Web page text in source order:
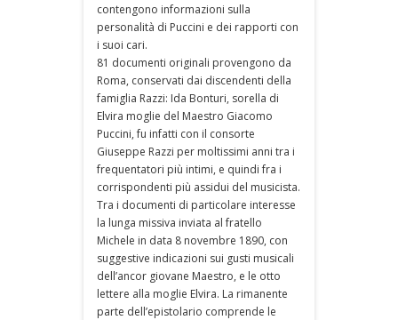
contengono informazioni sulla
personalità di Puccini e dei rapporti con
i suoi cari.
81 documenti originali provengono da
Roma, conservati dai discendenti della
famiglia Razzi: Ida Bonturi, sorella di
Elvira moglie del Maestro Giacomo
Puccini, fu infatti con il consorte
Giuseppe Razzi per moltissimi anni tra i
frequentatori più intimi, e quindi fra i
corrispondenti più assidui del musicista.
Tra i documenti di particolare interesse
la lunga missiva inviata al fratello
Michele in data 8 novembre 1890, con
suggestive indicazioni sui gusti musicali
dell’ancor giovane Maestro, e le otto
lettere alla moglie Elvira. La rimanente
parte dell’epistolario comprende le